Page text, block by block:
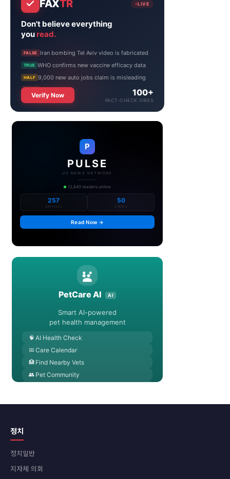
정치
정치일반
지자체 의회